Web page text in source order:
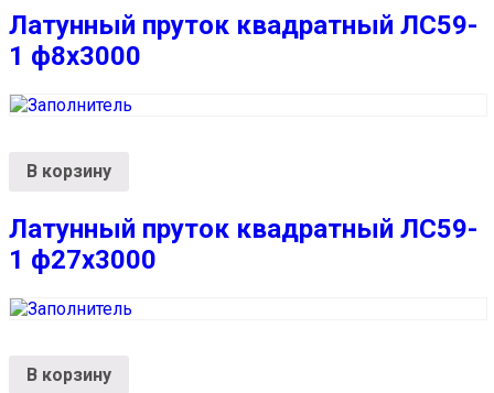
Латунный пруток квадратный ЛС59-
1 ф8х3000
В корзину
Латунный пруток квадратный ЛС59-
1 ф27х3000
В корзину